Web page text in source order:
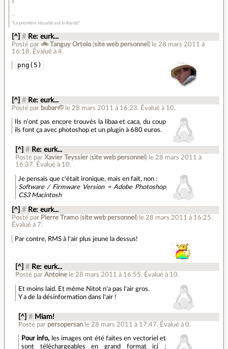
"La première sécurité est la liberté"
[^] # Re: eurk...
Posté par 🚲 Tanguy Ortolo(site web personnel ) le 28 mars 2011 à
16:18. Évalué à4.
png(5)
[^] # Re: eurk...
Posté par bubar🦥 le 28 mars 2011 à 16:23. Évalué à 10.
Ils n'ont pas encore trouvés la libaa et caca, du coup
ils font ça avec photoshop et un plugin à 680 euros.
[^] # Re: eurk...
Posté par Xavier Teyssier(site web personnel ) le 28 mars 2011 à
16:37.Évalué à 10.
Je pensais que c'était ironique, mais en fait, non :
Software / Firmware Version = Adobe Photoshop
CS3 Macintosh
[^] # Re: eurk...
Posté par Pierre Tramo(site web personnel ) le 28 mars 2011 à 16:25.
Évalué à7.
Par contre, RMS à l'air plus jeune la dessus!
[^] # Re: eurk...
Posté par Antoine le 28 mars 2011 à 16:55. Évalué à 10.
Et moins laid. Et même Nitot n'a pas l'air gros.
Y a de la désinformation dans l'air !
[^] # Miam!
Posté par persopersan le 28 mars 2011 à 17:47. Évalué à0.
Pour info, les images ont été faites en vectoriel et
sont téléchargeables en grand format ici :